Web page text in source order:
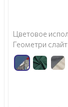
Цветовое
Геометри слайт